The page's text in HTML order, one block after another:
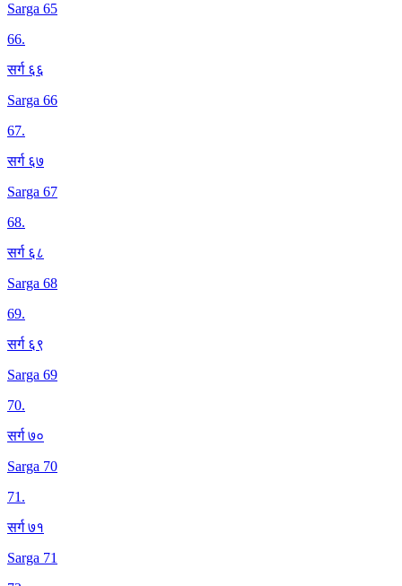
Sarga 65
66.
सर्ग ६६
Sarga 66
67.
सर्ग ६७
Sarga 67
68.
सर्ग ६८
Sarga 68
69.
सर्ग ६९
Sarga 69
70.
सर्ग ७०
Sarga 70
71.
सर्ग ७१
Sarga 71